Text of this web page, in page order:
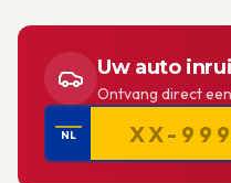
Uw auto
Ontvang direct
NL